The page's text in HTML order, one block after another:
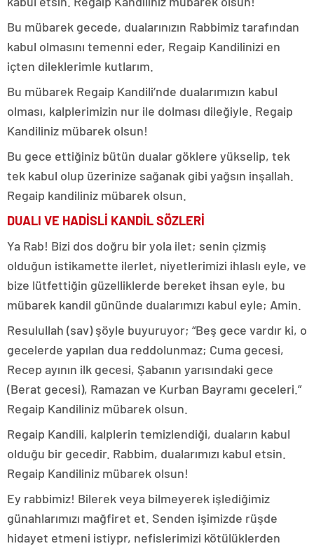
Bu mübarek gecede, dualarınızın Rabbimiz tarafından
kabul olmasını temenni eder, Regaip Kandilinizi en
içten dileklerimle kutlarım.
Bu mübarek Regaip Kandili’nde dualarımızın kabul
olması, kalplerimizin nur ile dolması dileğiyle. Regaip
Kandiliniz mübarek olsun!
Bu gece ettiğiniz bütün dualar göklere yükselip, tek
tek kabul olup üzerinize sağanak gibi yağsın inşallah.
Regaip kandiliniz mübarek olsun.
DUALI VE HADİSLİ KANDİL SÖZLERİ
Ya Rab! Bizi dos doğru bir yola ilet; senin çizmiş
olduğun istikamette ilerlet, niyetlerimizi ihlaslı eyle, ve
bize lütfettiğin güzelliklerde bereket ihsan eyle, bu
mübarek kandil gününde dualarımızı kabul eyle; Amin.
Resulullah (sav) şöyle buyuruyor; “Beş gece vardır ki, o
gecelerde yapılan dua reddolunmaz; Cuma gecesi,
Recep ayının ilk gecesi, Şabanın yarısındaki gece
(Berat gecesi), Ramazan ve Kurban Bayramı geceleri.”
Regaip Kandiliniz mübarek olsun.
Regaip Kandili, kalplerin temizlendiği, duaların kabul
olduğu bir gecedir. Rabbim, dualarımızı kabul etsin.
Regaip Kandiliniz mübarek olsun!
Ey rabbimiz! Bilerek veya bilmeyerek işlediğimiz
günahlarımızı mağfiret et. Senden işimizde rüşde
hidayet etmeni istiypr, nefislerimizi kötülüklerden